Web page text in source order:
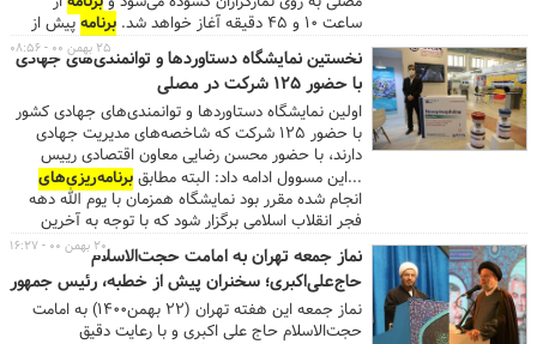
ساعت ۱۰ و ۴۵ دقیقه آغاز خواهد شد.
برنامهپیش از
خطبه‌های نماز جمعه این هفته تهران با قرائت قاری
قرآن، ابوالفضل قدیانی آغاز می‌شود و با بیان احکام
توسط حجت‌الاسلام والمسلمین هاشمی ادامه پیدا خواهد
کرد. ...طبق روال هفته‌های گذشته، میزهای خدمت
جهت خدمات‌رسانی به نمازگزاران محیا است و همچنین
مجموعهبرنامه‌هاو فعالیت‌های فرهنگی برای نونهالان،
نوجوانان و جوانان مطابق هفته‌های گذشته برقرار است.
...
نخستین نمایشگاه دستاوردها و توانمندی‌های جهادی
با حضور ۱۲۵ شرکت در مصلی
اولین نمایشگاه دستاوردها و توانمندی‌های جهادی کشور
با حضور ۱۲۵ شرکت که شاخصه‌های مدیریت جهادی
دارند، با حضور محسن رضایی معاون اقتصادی رییس
جمهور و محمدحسین سپهر رییس هیات مدیره انجمن
مدیریت جهادی در مصلای امام خمینی(ره) تهران آغاز بکار
کرد.
...این مسوول ادامه داد: البته مطابقبرنامه‌ریزی‌های
انجام شده مقرر بود نمایشگاه همزمان با یوم الله دهه
فجر انقلاب اسلامی برگزار شود که با توجه به آخرین
مصوبه ستاد ملی کرونا و نیاز به اجازه برگزاری نمایشگاه،
شنبه۲۶ بهمن با بالاترین میزان رعایت دستورالعمل‌های
بهداشتی برگزار می‌شود. ...وی گفت: ارائه خدمت به مردم
توسط میز خدمت حوزه ریاست قوه قضائیه، دیوان‌عالی
۲۵ بهمن ۰۰ - ۰۸:۵۶
نماز جمعه تهران به امامت حجت‌الاسلام
حاج‌علی‌اکبری؛ سخنران پیش از خطبه، رئیس جمهور
نماز جمعه این هفته تهران (۲۲ بهمن۱۴۰۰) به امامت
حجت‌الاسلام حاج علی اکبری و با رعایت دقیق
۲۰ بهمن ۰۰ - ۱۶:۲۷